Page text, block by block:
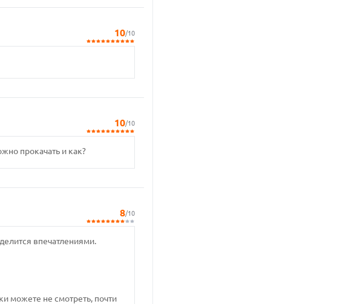
10/10
10/10
прокачать и как?
8/10
впечатлениями.
можете не смотреть, почти